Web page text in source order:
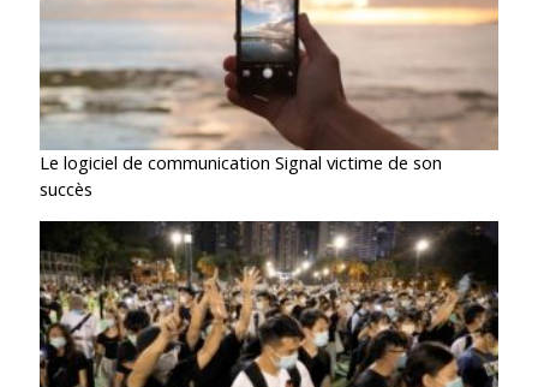
Le logiciel de communication Signal victime de son
succès